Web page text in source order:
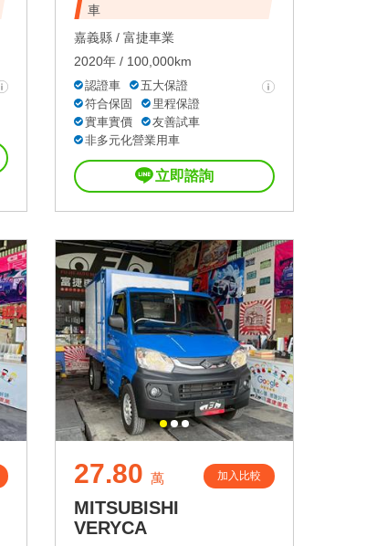
車
嘉義縣 / 富捷車業
2020年 / 100,000km
認證車
五大保證
符合保固
里程保證
實車實價
友善試車
非多元化營業用車
立即諮詢
27.80 萬 加入比較
MITSUBISHI
VERYCA